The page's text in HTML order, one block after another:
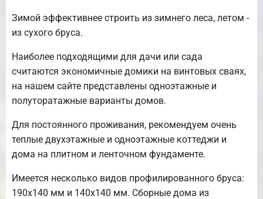
Зимой эффективнее строить из зимнего леса, летом -
из сухого бруса.
Наиболее подходящими для дачи или сада
считаются экономичные домики на винтовых сваях,
на нашем сайте представлены одноэтажные и
полуторатажные варианты домов.
Для постоянного проживания, рекомендуем очень
теплые двухэтажные и одноэтажные коттеджи и
дома на плитном и ленточном фундаменте.
Имеется несколько видов профилированного бруса:
190х140 мм и 140х140 мм. Сборные дома из